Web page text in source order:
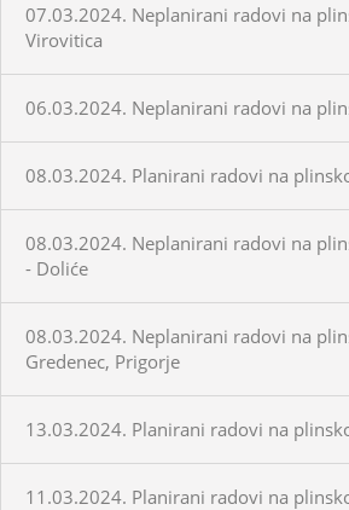
07.03.2024. Neplanirani radovi na
Virovitica
06.03.2024. Neplanirani radovi na
08.03.2024. Planirani radovi na
08.03.2024. Neplanirani radovi na
- Doliće
08.03.2024. Neplanirani radovi na
Gredenec, Prigorje
13.03.2024. Planirani radovi na
11.03.2024. Planirani radovi na